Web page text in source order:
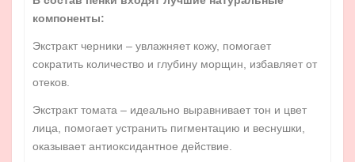
компоненты:
Экстракт черники – увлажняет кожу, помогает
сократить количество и глубину морщин, избавляет от
отеков.
Экстракт томата – идеально выравнивает тон и цвет
лица, помогает устранить пигментацию и веснушки,
оказывает антиоксидантное действие.